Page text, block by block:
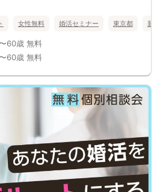
女性無料 婚活セミナー 東京都 新宿
60歳 無料
60歳 無料